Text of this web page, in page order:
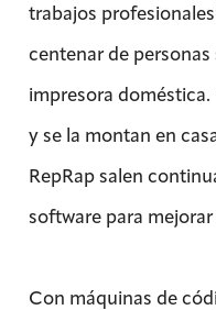
trabajos
centenar de
impresora doméstica.
y se la montan en
RepRap salen
software para
Con máquinas de